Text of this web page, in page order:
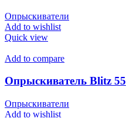
Опрыскиватели
Add to wishlist
Quick view
Add to compare
Опрыскиватель Blitz 55
Опрыскиватели
Add to wishlist